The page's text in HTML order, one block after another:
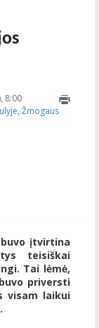
8:00
17T23:23:17+00:00
, Žmogaus
įtvirtina
teisiškai
Tai lėmė,
priversti
visam laikui